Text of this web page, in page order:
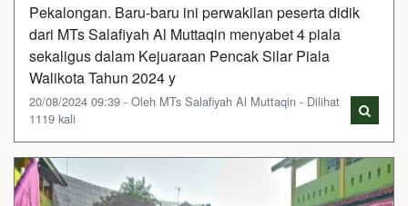
Pekalongan. Baru-baru ini perwakilan peserta didik
dari MTs Salafiyah Al Muttaqin menyabet 4 piala
sekaligus dalam Kejuaraan Pencak Silar Piala
Walikota Tahun 2024 y
20/08/2024 09:39 - Oleh MTs Salafiyah Al Muttaqin - Dilihat
1119 kali